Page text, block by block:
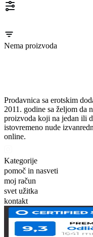
Nema proizvoda
Prodavnica sa erotskim
2011. godine sa željom da
proizvoda koji na jedan ili
istovremeno nude
online.
Kategorije
pomoč in nasveti
moj račun
svet užitka
kontakt